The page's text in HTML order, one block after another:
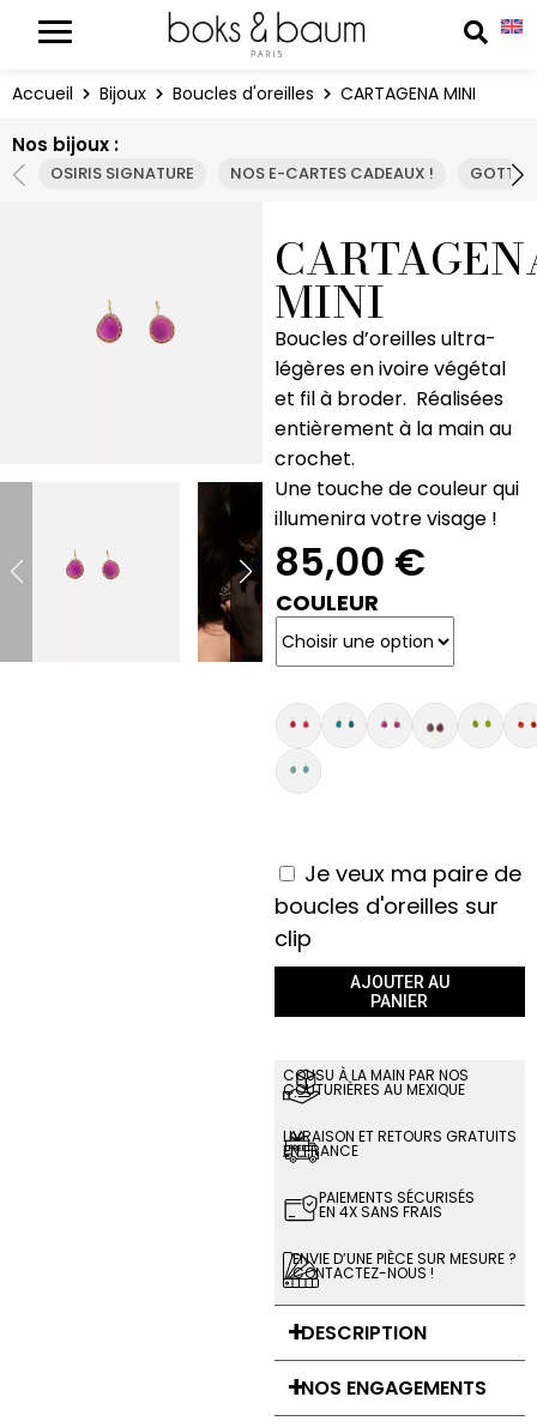
Accueil Bijoux Boucles d'oreilles CARTAGENA MINI
Nos bijoux :
OSIRIS SIGNATURE NOS E-CARTES CADEAUX ! GOTTA
MINI
Boucles d’oreilles ultra-
légères en ivoire végétal
et fil à broder. Réalisées
entièrement à la main au
crochet.
Une touche de couleur qui
illumenira votre visage !
85,00 €
COULEUR
Je veux ma paire de
boucles d'oreilles sur
clip
AJOUTER AU
PANIER
COUSU À LA MAIN PAR NOS
COUTURIÈRES AU MEXIQUE
LIVRAISON ET RETOURS GRATUITS
EN FRANCE
PAIEMENTS SÉCURISÉS
EN 4X SANS FRAIS
ENVIE D’UNE PIÈCE SUR MESURE ?
CONTACTEZ-NOUS !
DESCRIPTION
NOS ENGAGEMENTS
Panneau de gestion des cookies